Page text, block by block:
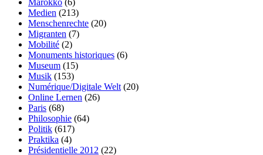
Marokko (6)
Medien (213)
Menschenrechte (20)
Migranten (7)
Mobilité (2)
Monuments historiques (6)
Museum (15)
Musik (153)
Numérique/Digitale Welt (20)
Online Lernen (26)
Paris (68)
Philosophie (64)
Politik (617)
Praktika (4)
Présidentielle 2012 (22)